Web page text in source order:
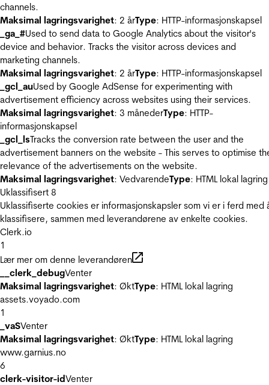
channels.
Maksimal lagringsvarighet: 2 årType: HTTP-informasjonskapsel
_ga_#Used to send data to Google Analytics about the visitor's
device and behavior. Tracks the visitor across devices and
marketing channels.
Maksimal lagringsvarighet: 2 årType: HTTP-informasjonskapsel
_gcl_auUsed by Google AdSense for experimenting with
advertisement efficiency across websites using their services.
Maksimal lagringsvarighet: 3 månederType: HTTP-
informasjonskapsel
_gcl_lsTracks the conversion rate between the user and the
advertisement banners on the website - This serves to optimise
relevance of the advertisements on the website.
Maksimal lagringsvarighet: VedvarendeType: HTML lokal lagring
Uklassifisert 8
Uklassifiserte cookies er informasjonskapsler som vi er i ferd med
klassifisere, sammen med leverandørene av enkelte cookies.
Clerk.io
1
Lær mer om denne leverandøren
__clerk_debugVenter
Maksimal lagringsvarighet: ØktType: HTML lokal lagring
assets.voyado.com
1
_vaSVenter
Maksimal lagringsvarighet: ØktType: HTML lokal lagring
www.garnius.no
6
clerk-visitor-idVenter